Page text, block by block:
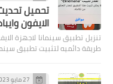
تحميل
الايفون
تنزيل تطبيق سينمانا لاجهزة
طريقة دائميه لتثبيت تطبيق
27 مايو 2023